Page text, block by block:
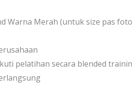
Warna Merah (untuk size pas
pelatihan secara blended